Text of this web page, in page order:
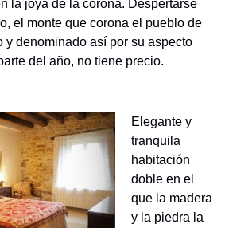
la joya de la corona. Despertarse
el monte que corona el pueblo de
y denominado así por su aspecto
del año, no tiene precio.
Elegante y
tranquila
habitación
doble en el
que la madera
y la piedra la